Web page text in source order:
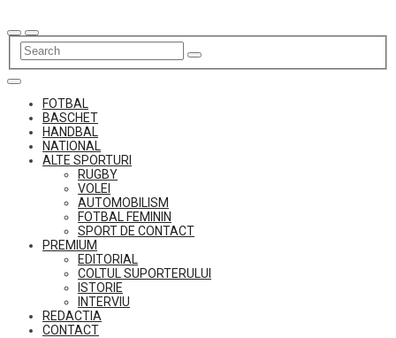
to
content
FOTBAL
BASCHET
HANDBAL
NATIONAL
ALTE SPORTURI
RUGBY
VOLEI
AUTOMOBILISM
FOTBAL FEMININ
SPORT DE CONTACT
PREMIUM
EDITORIAL
COLTUL SUPORTERULUI
ISTORIE
INTERVIU
REDACTIA
CONTACT